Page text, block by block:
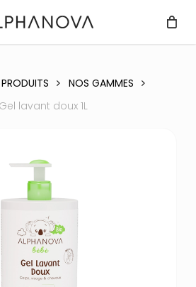
Fermer
NOS GAMMES
Gel lavant doux 1L